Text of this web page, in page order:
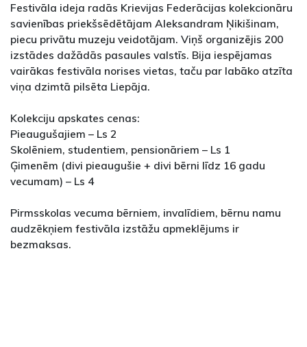
Festivāla ideja radās Krievijas Federācijas kolekcionāru
savienības priekšsēdētājam Aleksandram Ņikišinam,
piecu privātu muzeju veidotājam. Viņš organizējis 200
izstādes dažādās pasaules valstīs. Bija iespējamas
vairākas festivāla norises vietas, taču par labāko atzīta
viņa dzimtā pilsēta Liepāja.
Kolekciju apskates cenas:
Pieaugušajiem – Ls 2
Skolēniem, studentiem, pensionāriem – Ls 1
Ģimenēm (divi pieaugušie + divi bērni līdz 16 gadu
vecumam) – Ls 4
Pirmsskolas vecuma bērniem, invalīdiem, bērnu namu
audzēkņiem festivāla izstāžu apmeklējums ir
bezmaksas.